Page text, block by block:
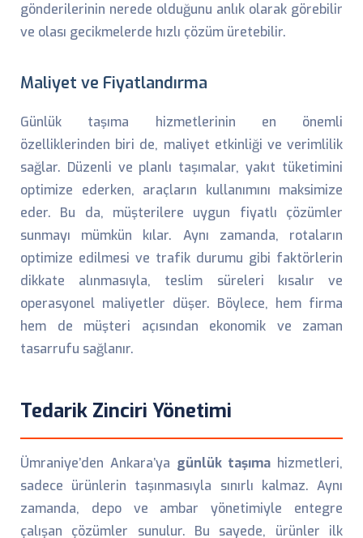
gönderilerinin nerede olduğunu anlık olarak görebilir
ve olası gecikmelerde hızlı çözüm üretebilir.
Maliyet ve Fiyatlandırma
Günlük taşıma hizmetlerinin en önemli
özelliklerinden biri de, maliyet etkinliği ve verimlilik
sağlar. Düzenli ve planlı taşımalar, yakıt tüketimini
optimize ederken, araçların kullanımını maksimize
eder. Bu da, müşterilere uygun fiyatlı çözümler
sunmayı mümkün kılar. Aynı zamanda, rotaların
optimize edilmesi ve trafik durumu gibi faktörlerin
dikkate alınmasıyla, teslim süreleri kısalır ve
operasyonel maliyetler düşer. Böylece, hem firma
hem de müşteri açısından ekonomik ve zaman
tasarrufu sağlanır.
Tedarik Zinciri Yönetimi
Ümraniye’den Ankara’ya günlük taşıma hizmetleri,
sadece ürünlerin taşınmasıyla sınırlı kalmaz. Aynı
zamanda, depo ve ambar yönetimiyle entegre
çalışan çözümler sunulur. Bu sayede, ürünler ilk